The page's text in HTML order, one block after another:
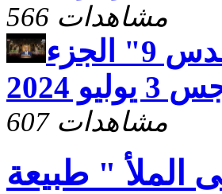
566 مشاهدات
صوت المحبة ( الكتاب المقدس 9" الجزء
607 مشاهدات
الملأ " طبيعة